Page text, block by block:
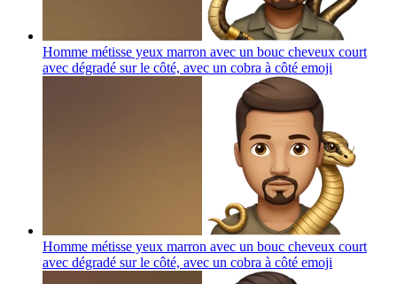
Homme métisse yeux marron avec un bouc cheveux court
avec dégradé sur le côté, avec un cobra à côté emoji
Homme métisse yeux marron avec un bouc cheveux court
avec dégradé sur le côté, avec un cobra à côté emoji